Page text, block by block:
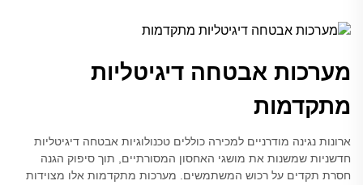
מערכות אבטחה דיגיטליות
מתקדמות
ארונות נגינה מודרניים למכירה כוללים טכנולוגיות אבטחה דיגיטליות
חדשניות שמשנות את מושגי האחסון המסורתיים, תוך סיפוק הגנה
חסרת תקדים על רכוש המשתמשים. מערכות מתקדמות אלו מצוידות